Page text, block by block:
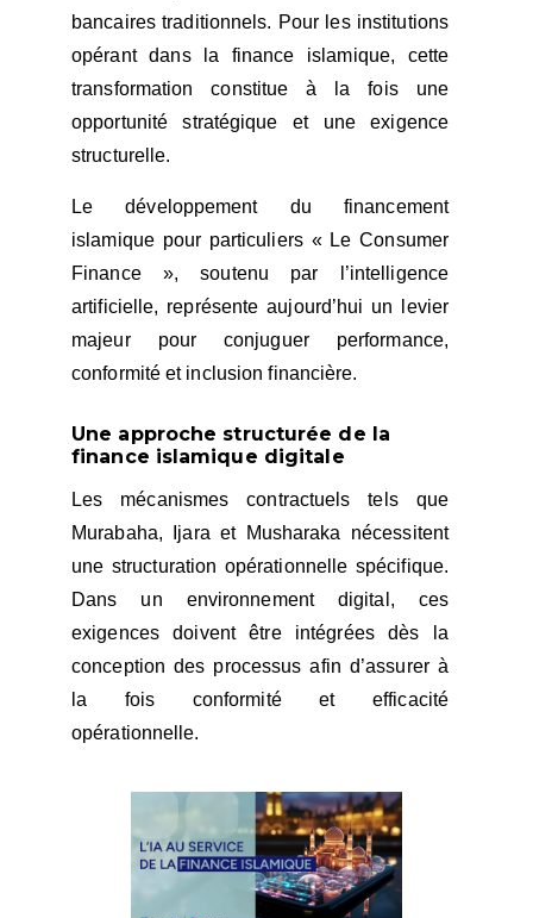
bancaires traditionnels. Pour les institutions
opérant dans la finance islamique, cette
transformation constitue à la fois une
opportunité stratégique et une exigence
structurelle.
Le développement du financement
islamique pour particuliers « Le Consumer
Finance », soutenu par l’intelligence
artificielle, représente aujourd’hui un levier
majeur pour conjuguer performance,
conformité et inclusion financière.
Une approche structurée de la
finance islamique digitale
Les mécanismes contractuels tels que
Murabaha, Ijara et Musharaka nécessitent
une structuration opérationnelle spécifique.
Dans un environnement digital, ces
exigences doivent être intégrées dès la
conception des processus afin d’assurer à
la fois conformité et efficacité
opérationnelle.